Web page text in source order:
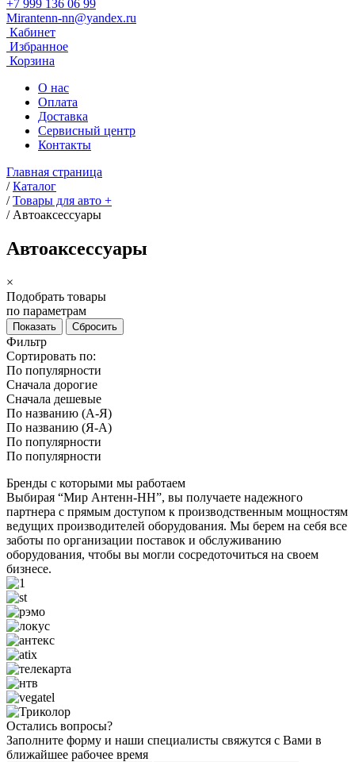
+7 999 136 06 99
Mirantenn-nn@yandex.ru
Кабинет
Избранное
Корзина
О нас
Оплата
Доставка
Сервисный центр
Контакты
Главная страница
/ Каталог
/ Товары для авто +
/ Автоаксессуары
Автоаксессуары
×
Подобрать товары
по параметрам
Фильтр
Сортировать по:
По популярности
Сначала дорогие
Сначала дешевые
По названию (А-Я)
По названию (Я-А)
По популярности
По популярности
Бренды с которыми мы работаем
Выбирая “Мир Антенн-НН”, вы получаете надежного
партнера с прямым доступом к производственным мощностям
ведущих производителей оборудования. Мы берем на себя все
заботы по организации поставок и обслуживанию
оборудования, чтобы вы могли сосредоточиться на своем
бизнесе.
Остались вопросы?
Заполните форму и наши специалисты свяжутся с Вами в
ближайшее рабочее время